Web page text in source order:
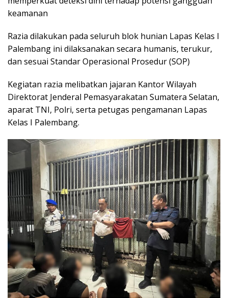
keamanan
Razia dilakukan pada seluruh blok hunian Lapas Kelas I
Palembang ini dilaksanakan secara humanis, terukur,
dan sesuai Standar Operasional Prosedur (SOP)
Kegiatan razia melibatkan jajaran Kantor Wilayah
Direktorat Jenderal Pemasyarakatan Sumatera Selatan,
aparat TNI, Polri, serta petugas pengamanan Lapas
Kelas I Palembang.